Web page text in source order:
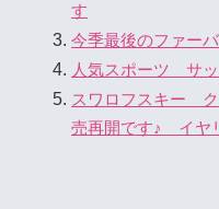
す
今季最後のファー
人気スポーツ サ
スワロフスキー
売再開です♪ イヤ